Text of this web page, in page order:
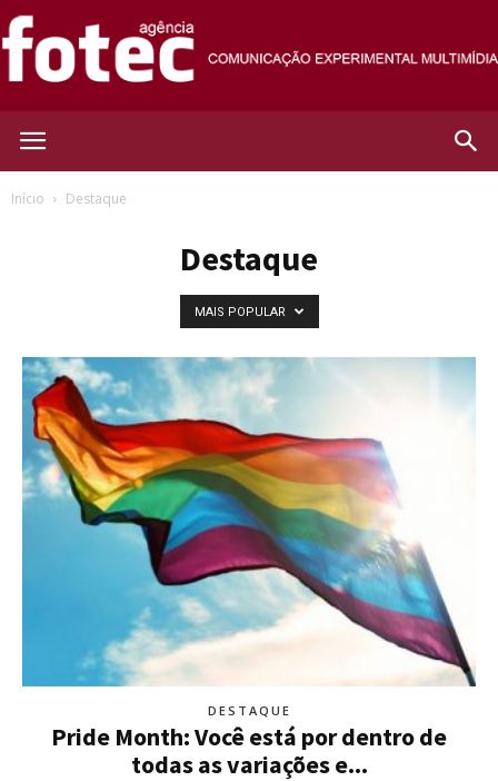
Fotec
Início Destaque
Destaque
MAIS POPULAR
DESTAQUE
Pride Month: Você está por dentro de
todas as variações e...